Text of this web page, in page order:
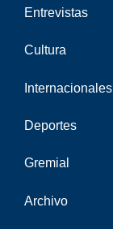
Entrevistas
Cultura
Internacionales
Deportes
Gremial
Archivo